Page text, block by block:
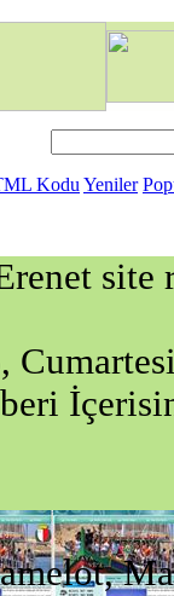
Kodu Yeniler